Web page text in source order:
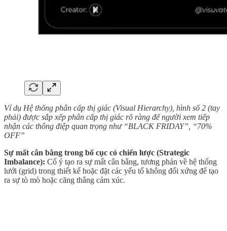
Ví dụ Hệ thống phân cấp thị giác (Visual Hierarchy), hình số 2 (tay
phải) được sắp xếp phân cấp thị giác rõ ràng để người xem tiếp
nhận các thông điệp quan trọng như “BLACK FRIDAY”, “70%
OFF”
Sự mất cân bằng trong bố cục có chiến lược (Strategic
Imbalance): Cố ý tạo ra sự mất cân bằng, tương phản về hệ thống
lưới (grid) trong thiết kế hoặc đặt các yếu tố không đối xứng để tạo
ra sự tò mò hoặc căng thẳng cảm xúc.